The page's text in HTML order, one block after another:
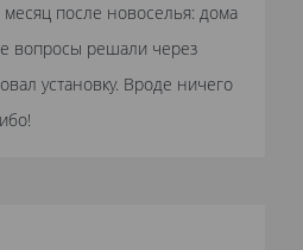
после новоселья: дома
вопросы решали через
установку. Вроде ничего